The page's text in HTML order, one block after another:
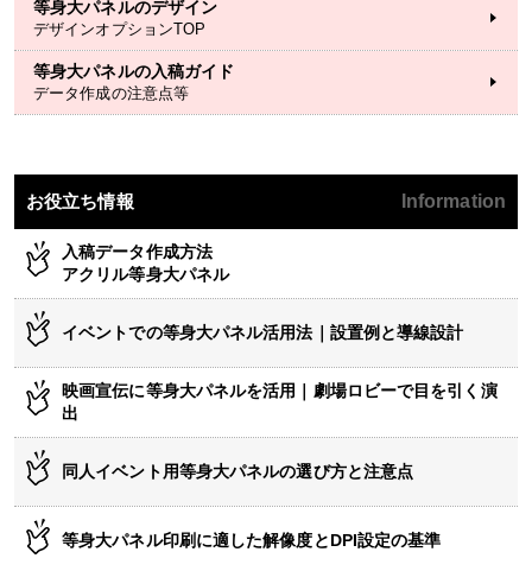
等身大パネルのデザイン
デザインオプションTOP
等身大パネルの入稿ガイド
データ作成の注意点等
お役立ち情報 Information
入稿データ作成方法
アクリル等身大パネル
イベントでの等身大パネル活用法｜設置例と導線設計
映画宣伝に等身大パネルを活用｜劇場ロビーで目を引く演
出
同人イベント用等身大パネルの選び方と注意点
等身大パネル印刷に適した解像度とDPI設定の基準